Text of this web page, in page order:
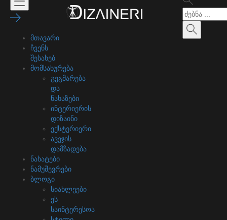
მთავარი
ჩვენს
შესახებ
მომსახურება
გეგმარება
და
ნახაზები
ინტერიერის
დიზაინი
ექსტერიერი
ავეჯის
დამზადება
ნახატები
ნამუშევრები
ბლოგი
სიახლეები
ეს
საინტერესოა